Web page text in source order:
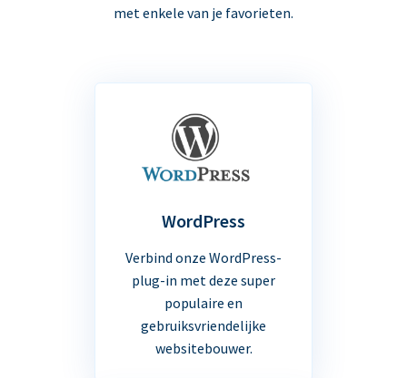
met enkele van je favorieten.
WordPress
Verbind onze WordPress-
plug-in met deze super
populaire en
gebruiksvriendelijke
websitebouwer.